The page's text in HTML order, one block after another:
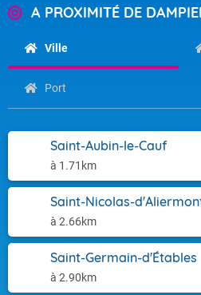
A PROXIMITÉ DE
Ville
Port
Saint-Aubin-le-Cauf
à 1.71km
Saint-Nicolas-
à 2.66km
Saint-Germain-d'Étables
à 2.90km